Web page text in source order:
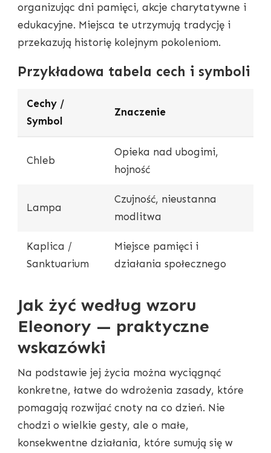
organizując dni pamięci, akcje charytatywne i
edukacyjne. Miejsca te utrzymują tradycję i
przekazują historię kolejnym pokoleniom.
Przykładowa tabela cech i symboli
Cechy /
Symbol
Znaczenie
Chleb
Opieka nad ubogimi,
hojność
Lampa
Czujność, nieustanna
modlitwa
Kaplica /
Sanktuarium
Miejsce pamięci i
działania społecznego
Jak żyć według wzoru
Eleonory — praktyczne
wskazówki
Na podstawie jej życia można wyciągnąć
konkretne, łatwe do wdrożenia zasady, które
pomagają rozwijać cnoty na co dzień. Nie
chodzi o wielkie gesty, ale o małe,
konsekwentne działania, które sumują się w